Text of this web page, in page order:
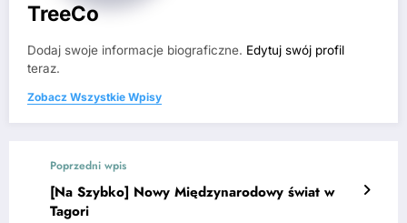
TreeCo
Dodaj swoje informacje biograficzne. Edytuj swój profil
teraz.
Zobacz Wszystkie Wpisy
Poprzedni wpis
[Na Szybko] Nowy Międzynarodowy świat w
Tagori